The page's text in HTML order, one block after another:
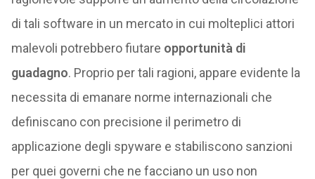
di tali software in un mercato in cui molteplici attori
malevoli potrebbero fiutare opportunità di
guadagno. Proprio per tali ragioni, appare evidente la
necessita di emanare norme internazionali che
definiscano con precisione il perimetro di
applicazione degli spyware e stabiliscono sanzioni
per quei governi che ne facciano un uso non